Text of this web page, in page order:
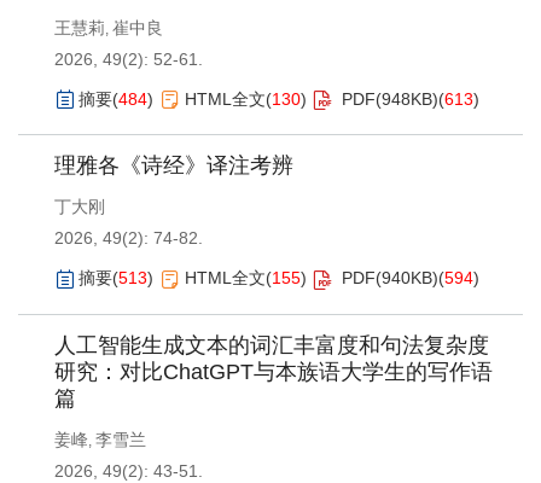
王慧莉 崔中良
2026, 49(2): 52-61.
摘要(484) HTML全文(130) PDF(948KB)(613)
理雅各《诗经》译注考辨
丁大刚
2026, 49(2): 74-82.
摘要(513) HTML全文(155) PDF(940KB)(594)
人工智能生成文本的词汇丰富度和句法复杂度
研究：对比ChatGPT与本族语大学生的写作语
篇
姜峰, 李雪兰
2026, 49(2): 43-51.